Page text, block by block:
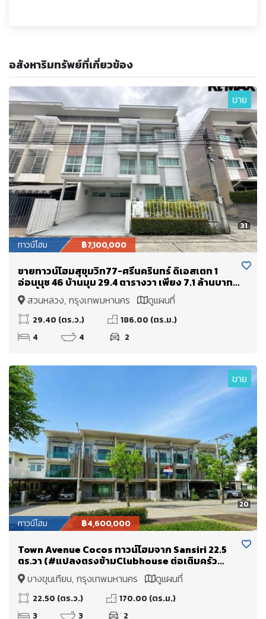
อสังหาริมทรัพย์ที่เกี่ยวข้อง
31
ขาย
ทาวน์โฮม ฿7,100,000
ขายทาวน์โฮมสุขุมวิท77-ศรีนครินทร์ ดิเอสเตท 1
อ่อนนุช 46 บ้านมุม 29.4 ตารางวา เพียง 7.1 ล้านบาท
เท่านั้น
สวนหลวง, กรุงเทพมหานคร ดูแผนที่
29.40 (ตร.ว.)
186.00 (ตร.ม.)
4
4 2
20
ขาย
ทาวน์โฮม ฿4,600,000
Town Avenue Cocos ทาวน์โฮมจาก Sansiri 22.5
ตร.วา (#แปลงตรงข้ามClubhouse ต่อเติมครัว
สวย!!! และหลังคามาให้แล้ว ทำใหม่!
บางขุนเทียน, กรุงเทพมหานคร ดูแผนที่
22.50 (ตร.ว.)
170.00 (ตร.ม.)
3
3 2